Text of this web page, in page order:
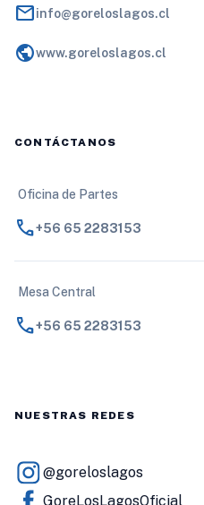
mailinfo@goreloslagos.cl
publicwww.goreloslagos.cl
CONTÁCTANOS
Oficina de Partes
call+56 65 2283153
Mesa Central
call+56 65 2283153
NUESTRAS REDES
@goreloslagos
GoreLosLagosOficial